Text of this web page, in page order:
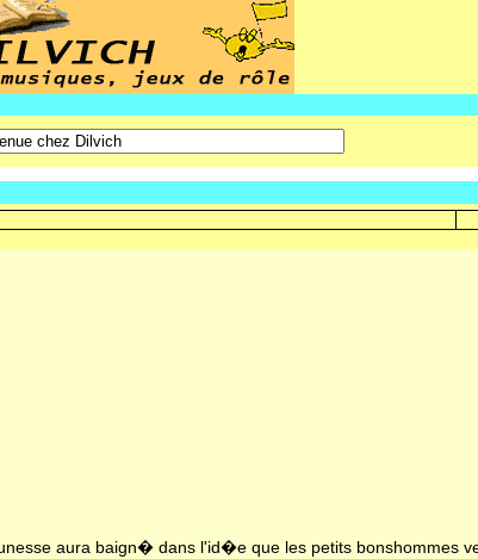
aura baign� dans l'id�e que les petits bonshommes